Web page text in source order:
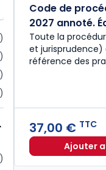
Code de
2027 annoté.
Toute la
et jurisprudence)
référence des
37,00 € TTC
Ajouter